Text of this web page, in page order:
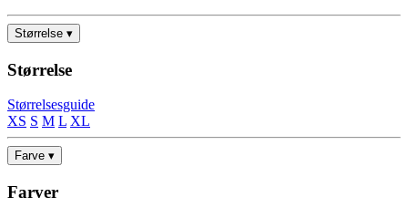
Størrelse ▾
Størrelse
Størrelsesguide
XS S M L XL
Farve ▾
Farver